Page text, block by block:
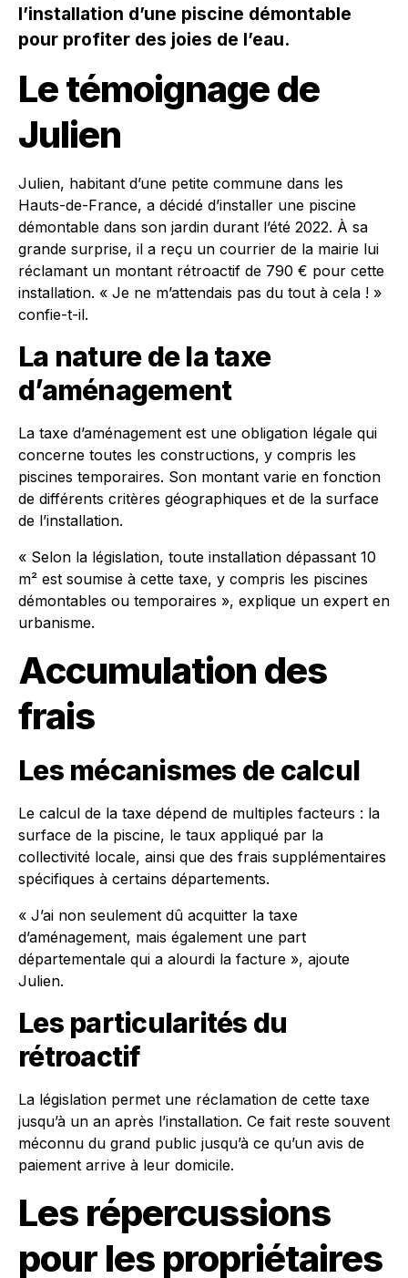
l’installation d’une piscine démontable
pour profiter des joies de l’eau.
Le témoignage de
Julien
Julien, habitant d’une petite commune dans les
Hauts-de-France, a décidé d’installer une piscine
démontable dans son jardin durant l’été 2022. À sa
grande surprise, il a reçu un courrier de la mairie lui
réclamant un montant rétroactif de 790 € pour cette
installation. « Je ne m’attendais pas du tout à cela ! »
confie-t-il.
La nature de la taxe
d’aménagement
La taxe d’aménagement est une obligation légale qui
concerne toutes les constructions, y compris les
piscines temporaires. Son montant varie en fonction
de différents critères géographiques et de la surface
de l’installation.
« Selon la législation, toute installation dépassant 10
m² est soumise à cette taxe, y compris les piscines
démontables ou temporaires », explique un expert en
urbanisme.
Accumulation des
frais
Les mécanismes de calcul
Le calcul de la taxe dépend de multiples facteurs : la
surface de la piscine, le taux appliqué par la
collectivité locale, ainsi que des frais supplémentaires
spécifiques à certains départements.
« J’ai non seulement dû acquitter la taxe
d’aménagement, mais également une part
départementale qui a alourdi la facture », ajoute
Julien.
Les particularités du
rétroactif
La législation permet une réclamation de cette taxe
jusqu’à un an après l’installation. Ce fait reste souvent
méconnu du grand public jusqu’à ce qu’un avis de
paiement arrive à leur domicile.
Les répercussions
pour les propriétaires